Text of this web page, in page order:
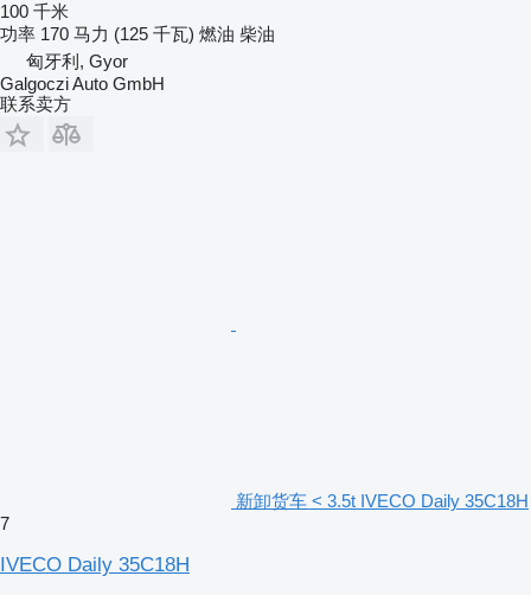
100 千米
功率 170 马力 (125 千瓦) 燃油 柴油
匈牙利, Gyor
Galgoczi Auto GmbH
联系卖方
新卸货车 < 3.5t IVECO Daily 35C18H
7
IVECO Daily 35C18H